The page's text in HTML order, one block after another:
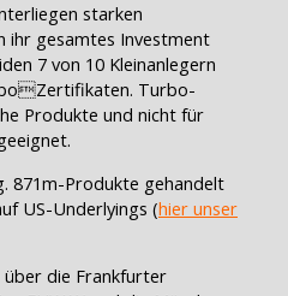
starken
ihr gesamtes Investment
7 von 10 Kleinanlegern
Turbo-
Produkte und nicht für
871m-Produkte gehandelt
US-Underlyings (hier unser
über die Frankfurter